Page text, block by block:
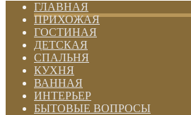
ГЛАВНАЯ
ПРИХОЖАЯ
ГОСТИНАЯ
ДЕТСКАЯ
СПАЛЬНЯ
КУХНЯ
ВАННАЯ
ИНТЕРЬЕР
БЫТОВЫЕ ВОПРОСЫ